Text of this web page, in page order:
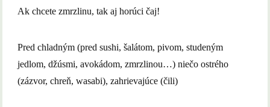
Ak chcete zmrzlinu, tak aj horúci čaj!
Pred chladným (pred sushi, šalátom, pivom, studeným
jedlom, džúsmi, avokádom, zmrzlinou…) niečo ostrého
(zázvor, chreň, wasabi), zahrievajúce (čili)